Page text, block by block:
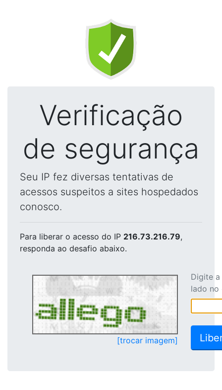
Verificação
de segurança
Seu IP fez diversas tentativas de
acessos suspeitos a sites hospedados
conosco.
Para liberar o acesso do IP 216.73.216.79,
responda ao desafio abaixo.
[trocar imagem]
Digite
lado no